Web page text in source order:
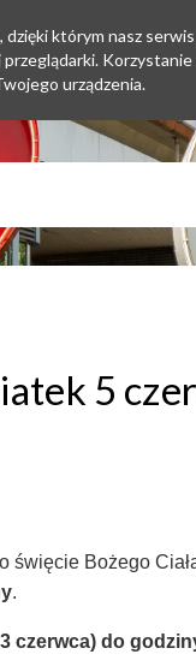
5
święcie Bożego
.
czerwca) do
którym nasz
urządzenia.